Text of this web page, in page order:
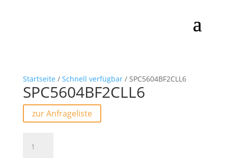
Startseite / Schnell verfügbar/ SPC5604BF2CLL6
SPC5604BF2CLL6
zur Anfrageliste
Menge